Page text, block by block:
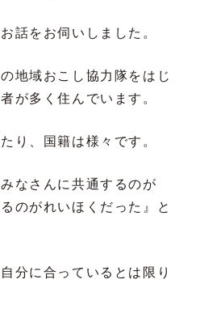
話をお伺いしました。
地域おこし協力隊をはじ
が多く住んでいます。
り、国籍は様々です。
なさんに共通するのが
のがれいほくだった』と
分に合っているとは限り